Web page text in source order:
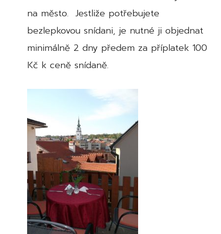
na město. Jestliže potřebujete
bezlepkovou snídani, je nutné ji objednat
minimálně 2 dny předem za příplatek 100
Kč k ceně snídaně.